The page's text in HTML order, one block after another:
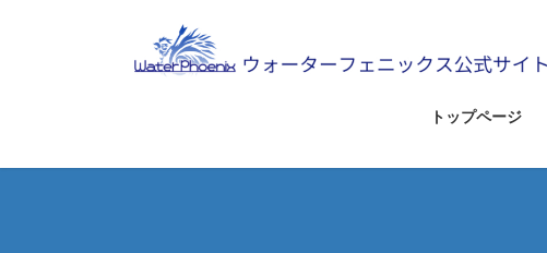
ス
ン
トップページ